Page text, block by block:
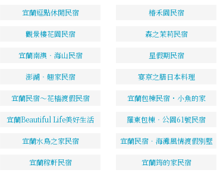
宜蘭逗點休閒民宿 椿禾園民宿
觀景樓花園民宿 森之茉莉民宿
宜蘭南澳‧海山民宿 星假期民宿
澎湖‧翹家民宿 宴京之膳日本料理
宜蘭民宿～花檣渡假民宿 宜蘭包棟民宿・小魚的家
宜蘭Beautiful Life美好生活 羅東包棟‧公園61號民宿
宜蘭水鳥之家民宿 宜蘭民宿．海灘風情渡假別墅
宜蘭稼軒民宿 宜蘭筠的家民宿